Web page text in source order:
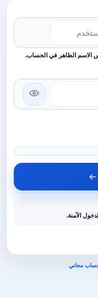
الاسم الظاهر في الحساب.
الآمنة.
مجاني